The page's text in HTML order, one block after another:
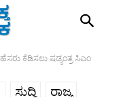
ಕೆಡಿಸಲು ಷಡ್ಯಂತ್ರ ಸಿಎಂ
ಸುದ್ದಿ ರಾಜ್ಯ